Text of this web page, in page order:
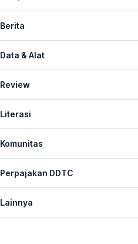
Berita
Data & Alat
Review
Literasi
Komunitas
Perpajakan DDTC
Lainnya